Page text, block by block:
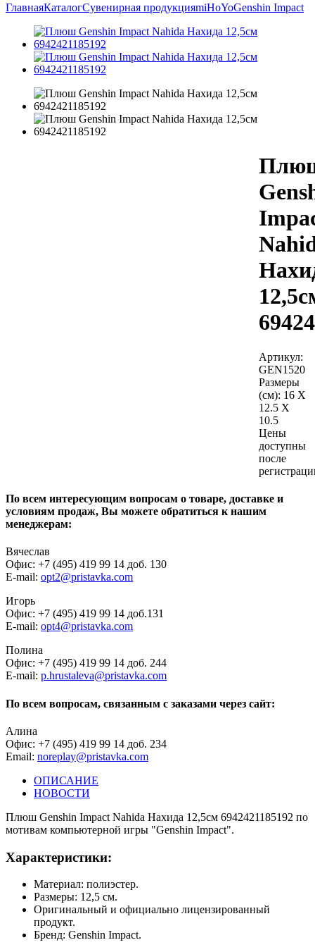
ГлавнаяКаталогСувенирная продукцияmiHoYoGenshin Impact
Артикул:
GEN1520
Размеры
(см): 16 X
12.5 X
10.5
Цены
доступны
после
По всем интересующим вопросам о товаре, доставке и
условиям продаж, Вы можете обратиться к нашим
менеджерам:
Вячеслав
Офис: +7 (495) 419 99 14 доб. 130
E-mail: opt2@pristavka.com
Игорь
Офис: +7 (495) 419 99 14 доб.131
E-mail: opt4@pristavka.com
Полина
Офис: +7 (495) 419 99 14 доб. 244
E-mail: p.hrustaleva@pristavka.com
По всем вопросам, связанным с заказами через сайт:
Алина
Офис: +7 (495) 419 99 14 доб. 234
Email: noreplay@pristavka.com
ОПИСАНИЕ
НОВОСТИ
Плюш Genshin Impact Nahida Нахида 12,5см 6942421185192 по
мотивам компьютерной игры "Genshin Impact".
Характеристики:
Материал: полиэстер.
Размеры: 12,5 см.
Оригинальный и официально лицензированный
продукт.
Бренд: Genshin Impact.